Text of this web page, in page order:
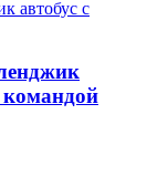
командой